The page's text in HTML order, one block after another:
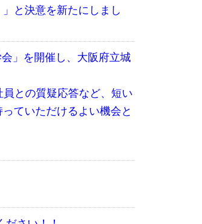
と決意を新たにしまし
」を開催し、大阪府立城
との質疑応答など、短い
ていただけるよい機会と